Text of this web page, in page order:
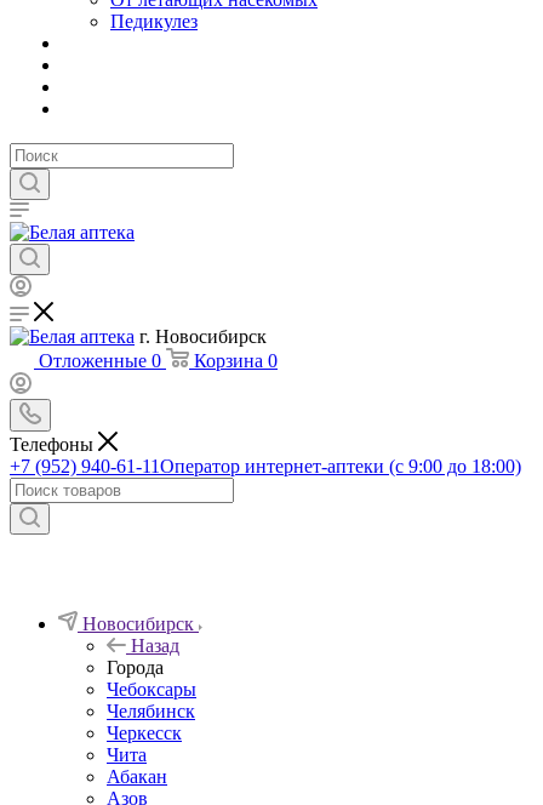
Педикулез
г. Новосибирск
Отложенные 0 Корзина 0
Телефоны
+7 (952) 940-61-11Оператор интернет-аптеки (с 9:00 до 18:00)
Новосибирск
Назад
Города
Чебоксары
Челябинск
Черкесск
Чита
Абакан
Азов